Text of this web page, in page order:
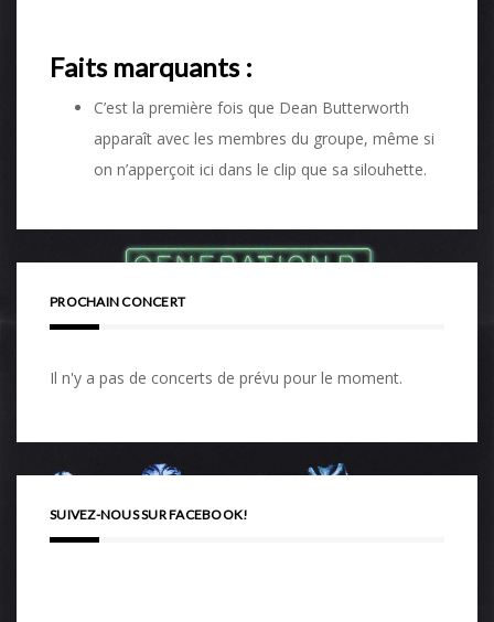
Faits marquants :
C’est la première fois que Dean Butterworth
apparaît avec les membres du groupe, même si
on n’apperçoit ici dans le clip que sa silouhette.
PROCHAIN CONCERT
Il n'y a pas de concerts de prévu pour le moment.
SUIVEZ-NOUS SUR FACEBOOK!